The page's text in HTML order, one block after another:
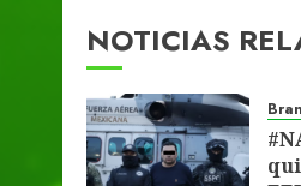
NOTICIAS